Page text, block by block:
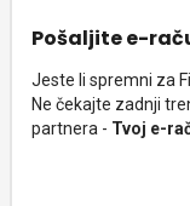
Pošaljite e-
Jeste li spremni za
Ne čekajte zadnji
partnera - Tvoj e-